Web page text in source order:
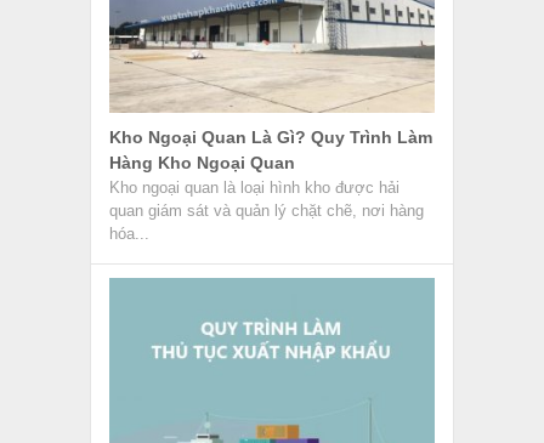
Kho Ngoại Quan Là Gì? Quy Trình Làm
Hàng Kho Ngoại Quan
Kho ngoại quan là loại hình kho được hải
quan giám sát và quản lý chặt chẽ, nơi hàng
hóa...